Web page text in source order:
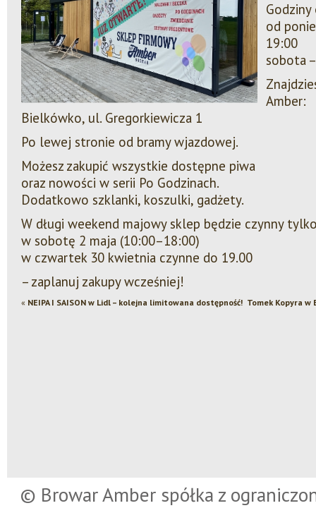
od
19:00
sobota
Amber:
Bielkówko, ul. Gregorkiewicza 1
Po lewej stronie od bramy wjazdowej.
Możesz zakupić wszystkie dostępne piwa
oraz nowości w serii Po Godzinach.
Dodatkowo szklanki, koszulki, gadżety.
W długi weekend majowy sklep będzie czynny
w sobotę 2 maja (10:00–18:00)
w czwartek 30 kwietnia czynne do 19.00
– zaplanuj zakupy wcześniej!
Tomek Kopyra w
« NEIPA I SAISON w Lidl – kolejna limitowana dostępność!
© Browar Amber spółka z